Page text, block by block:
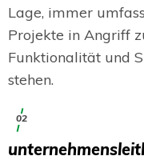
Lage, immer
Projekte in Angriff
Funktionalität und
stehen.
02